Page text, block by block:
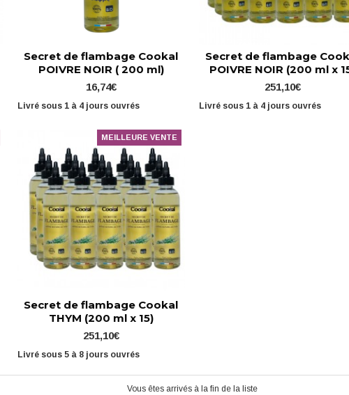
Secret de flambage Cookal
POIVRE NOIR ( 200 ml)
16,74€
Livré sous 1 à 4 jours ouvrés
Secret de flambage
POIVRE NOIR (200 ml x
251,10€
Livré sous 1 à 4 jours ouvrés
MEILLEURE VENTE
Secret de flambage Cookal
THYM (200 ml x 15)
251,10€
Livré sous 5 à 8 jours ouvrés
Vous êtes arrivés à la fin de la liste